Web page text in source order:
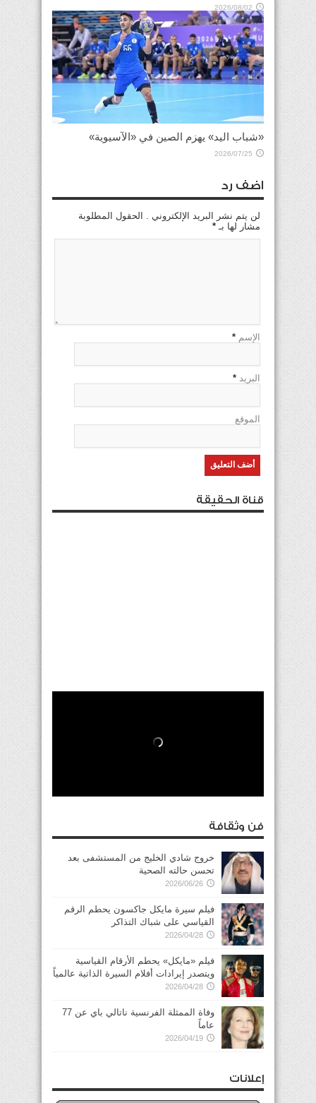
2026/08/02
«شباب اليد» يهزم الصين في «الآسيوية»
2026/07/25
اضف رد
لن يتم نشر البريد الإلكتروني . الحقول المطلوبة
مشار لها بـ *
الإسم *
البريد *
الموقع
قناة الحقيقة
فن وثقافة
خروج شادي الخليج من المستشفى بعد
تحسن حالته الصحية
2026/06/26
فيلم سيرة مايكل جاكسون يحطم الرقم
القياسي على شباك التذاكر
2026/04/28
فيلم «مايكل» يحطم الأرقام القياسية
ويتصدر إيرادات أفلام السيرة الذاتية عالمياً
2026/04/28
وفاة الممثلة الفرنسية ناتالي باي عن 77
عاماً
2026/04/19
إعلانات